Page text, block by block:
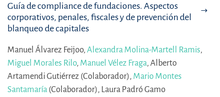
Guía de compliance de fundaciones. Aspectos
corporativos, penales, fiscales y de prevención del
blanqueo de capitales
Manuel Álvarez Feijoo, Alexandra Molina-Martell Ramis,
Miguel Morales Rilo, Manuel Vélez Fraga, Alberto
Artamendi Gutiérrez (Colaborador), Mario Montes
Santamaría (Colaborador), Laura Padró Gamo